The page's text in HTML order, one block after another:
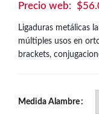
$
Ligaduras metálicas
múltiples usos en
brackets,
Medida Alambre